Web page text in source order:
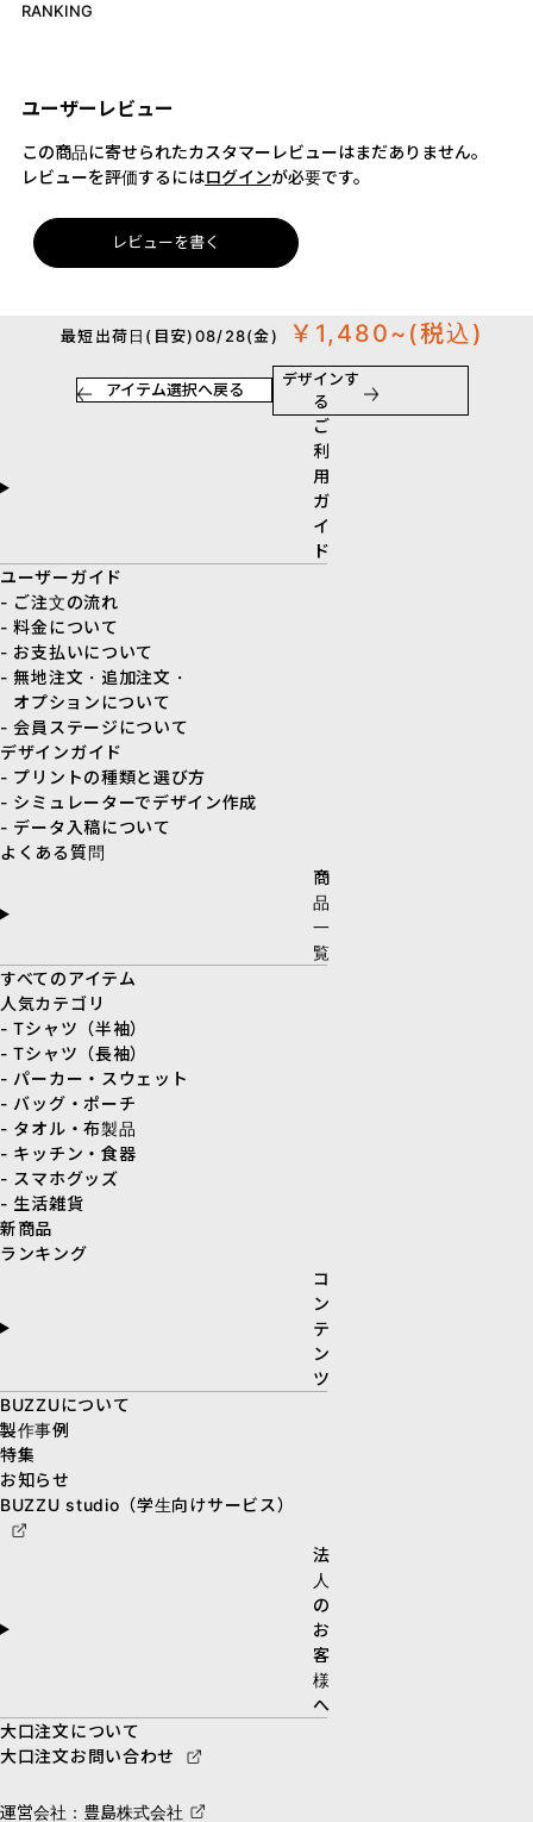
RANKING
ユーザーレビュー
この商品に寄せられたカスタマーレビューはまだありません。
レビューを評価するにはログインが必要です。
レビューを書く
最短出荷日(目安)08/28(金) ￥1,480~ (税込)
アイテム選択へ戻る
デザインす
る
ご
利
用
ガ
イ
ド
ユーザーガイド
- ご注文の流れ
- 料金について
- お支払いについて
- 無地注文・追加注文・
オプションについて
- 会員ステージについて
デザインガイド
- プリントの種類と選び方
- シミュレーターでデザイン作成
- データ入稿について
よくある質問
商
品
一
覧
すべてのアイテム
人気カテゴリ
- Tシャツ（半袖）
- Tシャツ（長袖）
- パーカー・スウェット
- バッグ・ポーチ
- タオル・布製品
- キッチン・食器
- スマホグッズ
- 生活雑貨
新商品
ランキング
コ
ン
テ
ン
ツ
BUZZUについて
製作事例
特集
お知らせ
BUZZU studio（学生向けサービス）
法
人
の
お
客
様
へ
大口注文について
大口注文お問い合わせ
運営会社：豊島株式会社